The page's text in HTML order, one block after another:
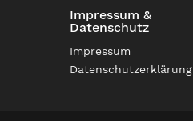
Impressum &
Datenschutz
Impressum
Datenschutzerklärung